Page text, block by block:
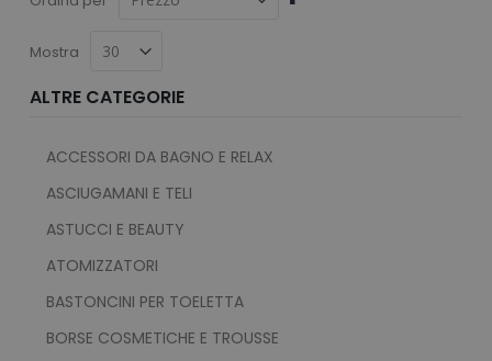
Mostra
ALTRE CATEGORIE
ACCESSORI DA BAGNO E RELAX
ASCIUGAMANI E TELI
ASTUCCI E BEAUTY
ATOMIZZATORI
BASTONCINI PER TOELETTA
BORSE COSMETICHE E TROUSSE